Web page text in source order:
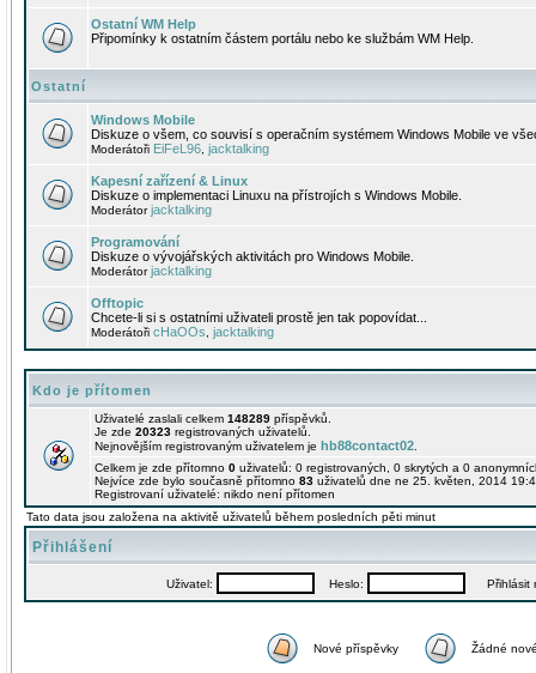
Ostatní WM Help
Připomínky k ostatním částem portálu nebo ke službám WM Help.
Ostatní
Windows Mobile
Diskuze o všem, co souvisí s operačním systémem Windows Mobile ve
Moderátoři EiFeL96 jacktalking
Kapesní zařízení & Linux
Diskuze o implementaci Linuxu na přístrojích s Windows Mobile.
Moderátorjacktalking
Programování
Diskuze o vývojářských aktivitách pro Windows Mobile.
Moderátorjacktalking
Offtopic
Chcete-li si s ostatními uživateli prostě jen tak popovídat...
Moderátoři cHaOOs jacktalking
Kdo je přítomen
Uživatelé zaslali celkem 148289 příspěvků.
Je zde 20323 registrovaných uživatelů.
Nejnovějším registrovaným uživatelem je hb88contact02
Celkem je zde přítomno 0 uživatelů: 0 registrovaných, 0 skrytých a 0
Nejvíce zde bylo současně přítomno 83 uživatelů dne ne 25. květen, 2014
Registrovaní uživatelé: nikdo není přítomen
Tato data jsou založena na aktivitě uživatelů během posledních pěti minut
Přihlášení
Uživatel: Heslo: Přihlásit
Nové příspěvky Žádné